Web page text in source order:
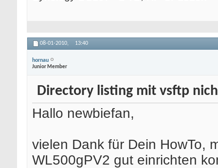
08-01-2010, 13:40
hornau
Junior Member
Directory listing mit vsftp
Hallo newbiefan,
vielen Dank für Dein HowTo,
WL500gPV2 gut einrichten